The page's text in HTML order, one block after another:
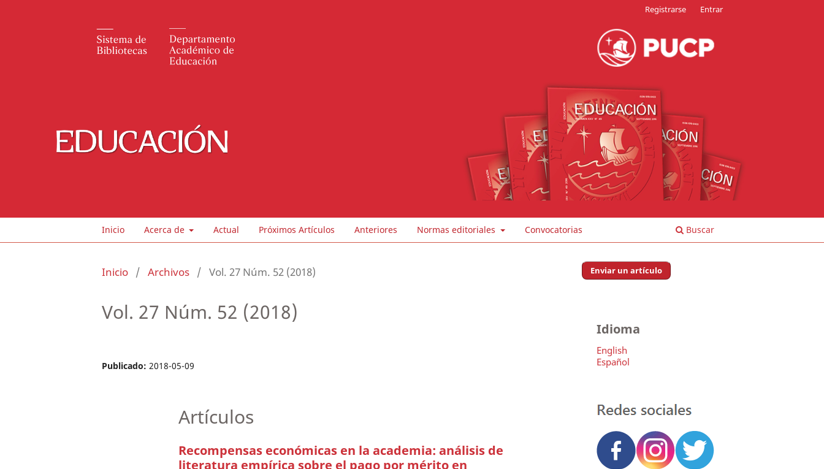
Inicio Acerca de Actual Próximos Artículos Anteriores Normas editoriales Convocatorias Buscar
Registrarse Entrar
Inicio / Archivos / Vol. 27 Núm. 52 (2018)
Vol. 27 Núm. 52 (2018)
Publicado: 2018-05-09
Artículos
Recompensas económicas en la academia: análisis de
literatura empírica sobre el pago por mérito en
Enviar un artículo
Idioma
English
Español